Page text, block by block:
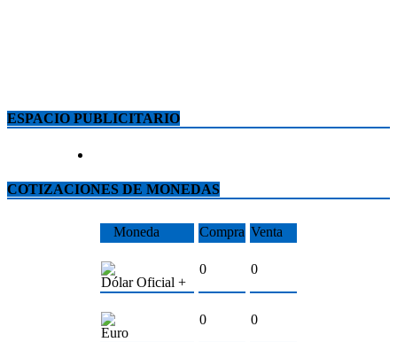
ESPACIO PUBLICITARIO
COTIZACIONES DE MONEDAS
Moneda Compra Venta
Dólar Oficial +
0 0
Euro
0 0